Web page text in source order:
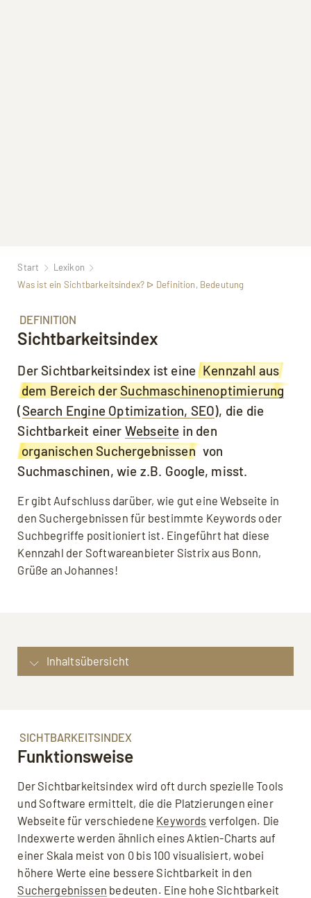
Start
Lexikon
Was ist ein Sichtbarkeitsindex? ᐅ Definition, Bedeutung
DEFINITION
Sichtbarkeitsindex
Der Sichtbarkeitsindex ist eine Kennzahl aus
dem Bereich der Suchmaschinenoptimierung
(Search Engine Optimization, SEO), die die
Sichtbarkeit einer Webseite in den
organischen Suchergebnissen von
Suchmaschinen, wie z.B. Google, misst.
Er gibt Aufschluss darüber, wie gut eine Webseite in
den Suchergebnissen für bestimmte Keywords oder
Suchbegriffe positioniert ist. Eingeführt hat diese
Kennzahl der Softwareanbieter Sistrix aus Bonn,
Grüße an Johannes!
Inhaltsübersicht
Sichtbarkeit: Berechnung
Tools & Anbieter: Sichtbarkeitsindex
Sichtbarkeitsindex'
SEO-Bedeutung: Grenzen des
Sichtbarkeitsindex'
FAQ: Häufige Fragen zum Sichtbarkeitsindex
Quellen, weiterführende Links
SICHTBARKEITSINDEX
Funktionsweise
Der Sichtbarkeitsindex wird oft durch spezielle Tools
und Software ermittelt, die die Platzierungen einer
Webseite für verschiedene Keywords verfolgen. Die
Indexwerte werden ähnlich eines Aktien-Charts auf
einer Skala meist von 0 bis 100 visualisiert, wobei
höhere Werte eine bessere Sichtbarkeit in den
Suchergebnissen bedeuten. Eine hohe Sichtbarkeit